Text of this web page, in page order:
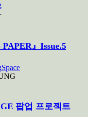
』Issue.5
Space
팝업 프로젝트